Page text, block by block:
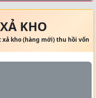
KHO
xả kho (hàng mới) thu hồi vốn